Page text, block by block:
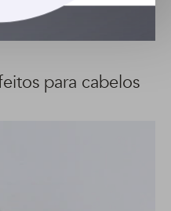
para cabelos